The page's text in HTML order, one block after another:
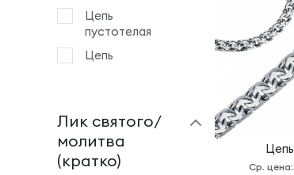
Цепь
пустотелая
Цепь
Лик святого/
молитва
(кратко)
Цепь
Ср. цена: